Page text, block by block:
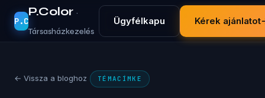
P.C
P.Color ·
Társasházkezelés
Ügyfélkapu Kérek ajánlatot
← Vissza a bloghoz TÉMACÍMKE